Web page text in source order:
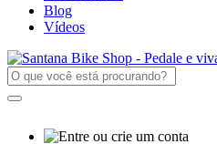
Blog
Vídeos